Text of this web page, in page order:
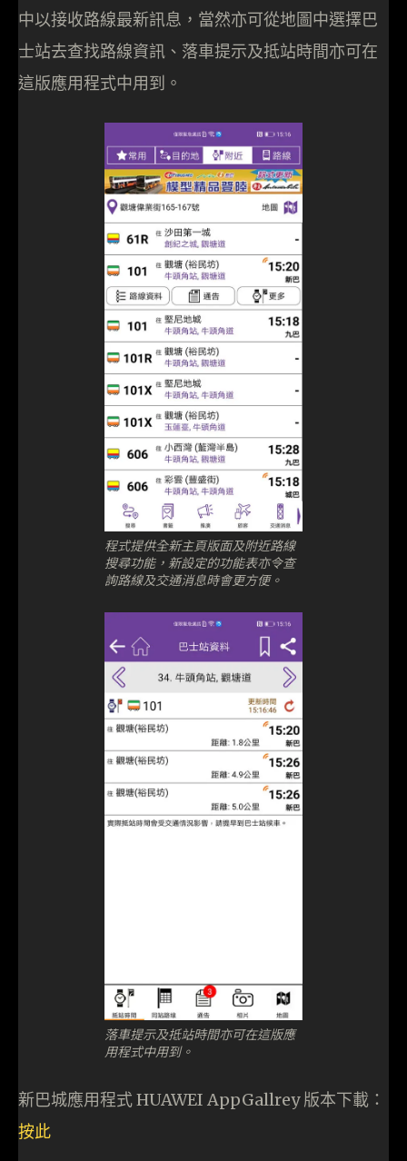
中以接收路線最新訊息，當然亦可從地圖中選擇巴
士站去查找路線資訊、落車提示及抵站時間亦可在
這版應用程式中用到。
程式提供全新主頁版面及附近路線
搜尋功能，新設定的功能表亦令查
詢路線及交通消息時會更方便。
落車提示及抵站時間亦可在這版應
用程式中用到。
新巴城應用程式 HUAWEI AppGallrey 版本下載：
按此